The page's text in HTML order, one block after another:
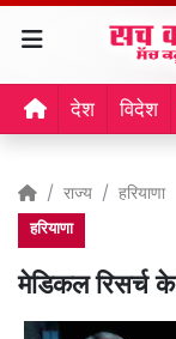
देश विदेश
राज्य हरियाणा
हरियाणा
मेडिकल रिसर्च